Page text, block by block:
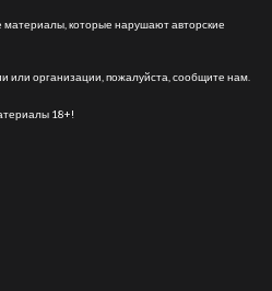
которые нарушают авторские
организации, пожалуйста, сообщите нам.
18+!